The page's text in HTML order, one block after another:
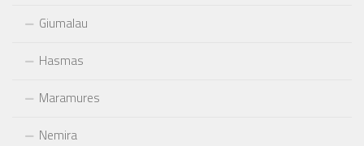
Giumalau
Hasmas
Maramures
Nemira